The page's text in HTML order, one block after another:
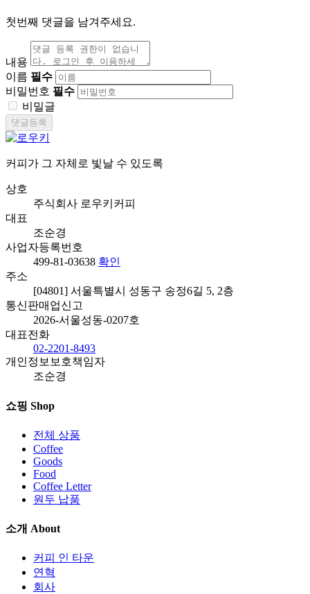
첫번째 댓글을 남겨주세요.
내용
이름 필수
비밀번호 필수
비밀글
댓글등록
커피가 그 자체로 빛날 수 있도록
상호
주식회사 로우키커피
대표
조순경
사업자등록번호
499-81-03638 확인
주소
[04801] 서울특별시 성동구 송정6길 5, 2층
통신판매업신고
2026-서울성동-0207호
대표전화
02-2201-8493
개인정보보호책임자
조순경
쇼핑 Shop
전체 상품
Coffee
Goods
Food
Coffee Letter
원두 납품
소개 About
커피 인 타운
연혁
회사